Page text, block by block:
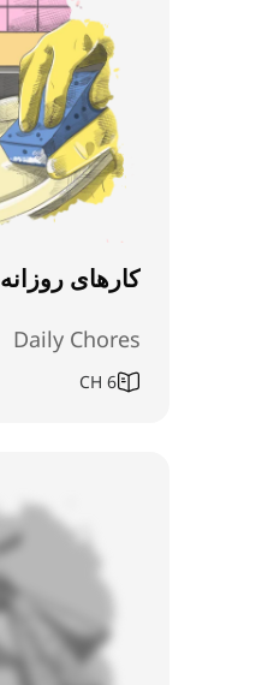
کارهای روزانه
Daily Chores
6